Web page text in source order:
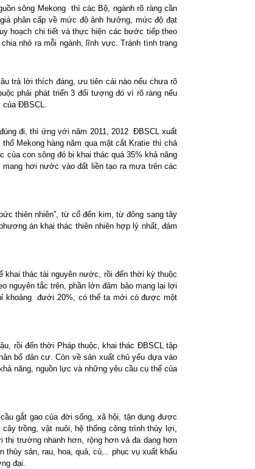
sông Mekong thì các Bộ, ngành rõ ràng cần
phân cấp về mức độ ảnh hưởng, mức độ đạt
hoạch chi tiết và thực hiện các bước tiếp theo
nhỏ ra mỗi ngành, lĩnh vực. Tránh tình trạng
trả lời thích đáng, ưu tiên cái nào nếu chưa rõ
phải phát triển 3 đối tượng đó vì rõ ràng nếu
của ĐBSCL.
đi, thì ứng với năm 2011, 2012 ĐBSCL xuất
Mekong hàng năm qua mặt cắt Kratie thì chả
con sông đó bị khai thác quá 35% khả năng
hơi nước vào đất liền tạo ra mưa trên các
thiên nhiên”, từ cổ đến kim, từ đông sang tây
án khai thác thiên nhiên hợp lý nhất, đảm
khai thác tài nguyên nước, rồi đến thời kỳ thuộc
nguyên tắc trên, phần lớn đảm bảo mang lại lợi
khoảng đưới 20%, có thế ta mới có được một
rồi đến thời Pháp thuộc, khai thác ĐBSCL tập
bố dân cư. Còn về sản xuất chủ yếu dựa vào
năng, nguồn lực và những yêu cầu cụ thể của
gắt gao của đời sống, xã hội, tận dụng được
trồng, vật nuôi, hệ thống công trình thủy lợi,
trường nhanh hơn, rộng hơn và đa dạng hơn
sản, rau, hoa, quả, củ,.. phục vụ xuất khẩu
đại.